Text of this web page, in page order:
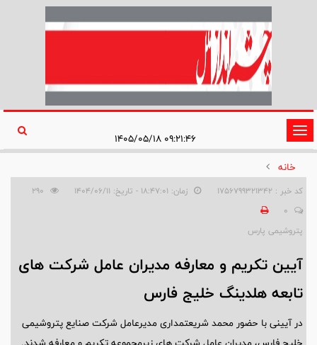
تغییر
وضعیت
ناوبری
خانه
کد خبر : 1756799321342 زمان: ۱۸:۴۷:۰۱ - تاریخ: ۱۴۰۴/۰۶/۱۱
0
پتروشیمی پارس
آیین تکریم و معارفه مدیران عامل شرکت های
تابعه هلدینگ خلیج فارس
در آیینی با حضور محمد شریعتمداری مدیرعامل شرکت صنایع پتروشیمی